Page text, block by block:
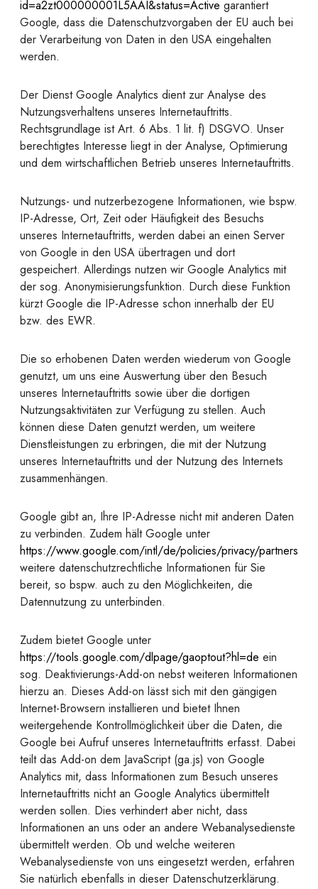
id=a2zt000000001L5AAI&status=Active garantiert
Google, dass die Datenschutzvorgaben der EU auch bei
der Verarbeitung von Daten in den USA eingehalten
werden.
Der Dienst Google Analytics dient zur Analyse des
Nutzungsverhaltens unseres Internetauftritts.
Rechtsgrundlage ist Art. 6 Abs. 1 lit. f) DSGVO. Unser
berechtigtes Interesse liegt in der Analyse, Optimierung
und dem wirtschaftlichen Betrieb unseres Internetauftritts.
Nutzungs- und nutzerbezogene Informationen, wie bspw.
IP-Adresse, Ort, Zeit oder Häufigkeit des Besuchs
unseres Internetauftritts, werden dabei an einen Server
von Google in den USA übertragen und dort
gespeichert. Allerdings nutzen wir Google Analytics mit
der sog. Anonymisierungsfunktion. Durch diese Funktion
kürzt Google die IP-Adresse schon innerhalb der EU
bzw. des EWR.
Die so erhobenen Daten werden wiederum von Google
genutzt, um uns eine Auswertung über den Besuch
unseres Internetauftritts sowie über die dortigen
Nutzungsaktivitäten zur Verfügung zu stellen. Auch
können diese Daten genutzt werden, um weitere
Dienstleistungen zu erbringen, die mit der Nutzung
unseres Internetauftritts und der Nutzung des Internets
zusammenhängen.
Google gibt an, Ihre IP-Adresse nicht mit anderen Daten
zu verbinden. Zudem hält Google unter
https://www.google.com/intl/de/policies/privacy/partners
weitere datenschutzrechtliche Informationen für Sie
bereit, so bspw. auch zu den Möglichkeiten, die
Datennutzung zu unterbinden.
Zudem bietet Google unter
https://tools.google.com/dlpage/gaoptout?hl=de ein
sog. Deaktivierungs-Add-on nebst weiteren Informationen
hierzu an. Dieses Add-on lässt sich mit den gängigen
Internet-Browsern installieren und bietet Ihnen
weitergehende Kontrollmöglichkeit über die Daten, die
Google bei Aufruf unseres Internetauftritts erfasst. Dabei
teilt das Add-on dem JavaScript (ga.js) von Google
Analytics mit, dass Informationen zum Besuch unseres
Internetauftritts nicht an Google Analytics übermittelt
werden sollen. Dies verhindert aber nicht, dass
Informationen an uns oder an andere Webanalysedienste
übermittelt werden. Ob und welche weiteren
Webanalysedienste von uns eingesetzt werden, erfahren
Sie natürlich ebenfalls in dieser Datenschutzerklärung.